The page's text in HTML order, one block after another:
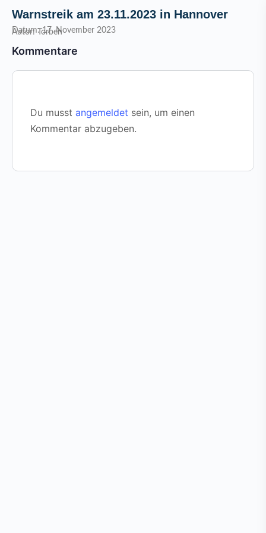
Warnstreik am 23.11.2023 in Hannover
Datum: 17. November 2023
Autor: Torben
Kommentare
Du musst angemeldet sein, um einen
Kommentar abzugeben.